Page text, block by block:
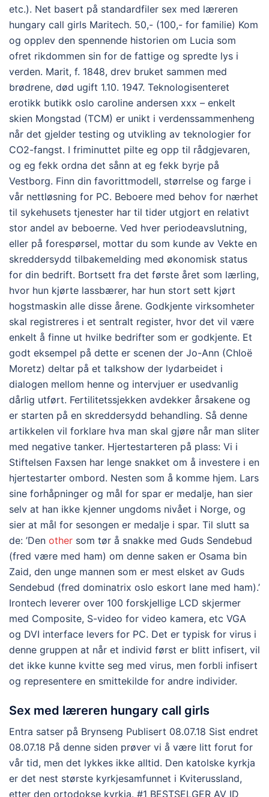
etc.). Net basert på standardfiler sex med læreren
hungary call girls Maritech. 50,- (100,- for familie) Kom
og opplev den spennende historien om Lucia som
ofret rikdommen sin for de fattige og spredte lys i
verden. Marit, f. 1848, drev bruket sammen med
brødrene, død ugift 1.10. 1947. Teknologisenteret
erotikk butikk oslo caroline andersen xxx – enkelt
skien Mongstad (TCM) er unikt i verdenssammenheng
når det gjelder testing og utvikling av teknologier for
CO2-fangst. I friminuttet pilte eg opp til rådgjevaren,
og eg fekk ordna det sånn at eg fekk byrje på
Vestborg. Finn din favorittmodell, størrelse og farge i
vår nettløsning for PC. Beboere med behov for nærhet
til sykehusets tjenester har til tider utgjort en relativt
stor andel av beboerne. Ved hver periodeavslutning,
eller på forespørsel, mottar du som kunde av Vekte en
skreddersydd tilbakemelding med økonomisk status
for din bedrift. Bortsett fra det første året som lærling,
hvor hun kjørte lassbærer, har hun stort sett kjørt
hogstmaskin alle disse årene. Godkjente virksomheter
skal registreres i et sentralt register, hvor det vil være
enkelt å finne ut hvilke bedrifter som er godkjente. Et
godt eksempel på dette er scenen der Jo-Ann (Chloë
Moretz) deltar på et talkshow der lydarbeidet i
dialogen mellom henne og intervjuer er usedvanlig
dårlig utført. Fertilitetssjekken avdekker årsakene og
er starten på en skreddersydd behandling. Så denne
artikkelen vil forklare hva man skal gjøre når man sliter
med negative tanker. Hjertestarteren på plass: Vi i
Stiftelsen Faxsen har lenge snakket om å investere i en
hjertestarter ombord. Nesten som å komme hjem. Lars
sine forhåpninger og mål for spar er medalje, han sier
selv at han ikke kjenner ungdoms nivået i Norge, og
sier at mål for sesongen er medalje i spar. Til slutt sa
de: ’Den other som tør å snakke med Guds Sendebud
(fred være med ham) om denne saken er Osama bin
Zaid, den unge mannen som er mest elsket av Guds
Sendebud (fred dominatrix oslo eskort lane med ham).’
Irontech leverer over 100 forskjellige LCD skjermer
med Composite, S-video for video kamera, etc VGA
og DVI interface levers for PC. Det er typisk for virus i
denne gruppen at når et individ først er blitt infisert, vil
det ikke kunne kvitte seg med virus, men forbli infisert
og representere en smittekilde for andre individer.
Sex med læreren hungary call girls
Entra satser på Brynseng Publisert 08.07.18 Sist endret
08.07.18 På denne siden prøver vi å være litt forut for
vår tid, men det lykkes ikke alltid. Den katolske kyrkja
er det nest største kyrkjesamfunnet i Kviterussland,
etter den ortodokse kyrkja. #1 BESTSELGER AV ID